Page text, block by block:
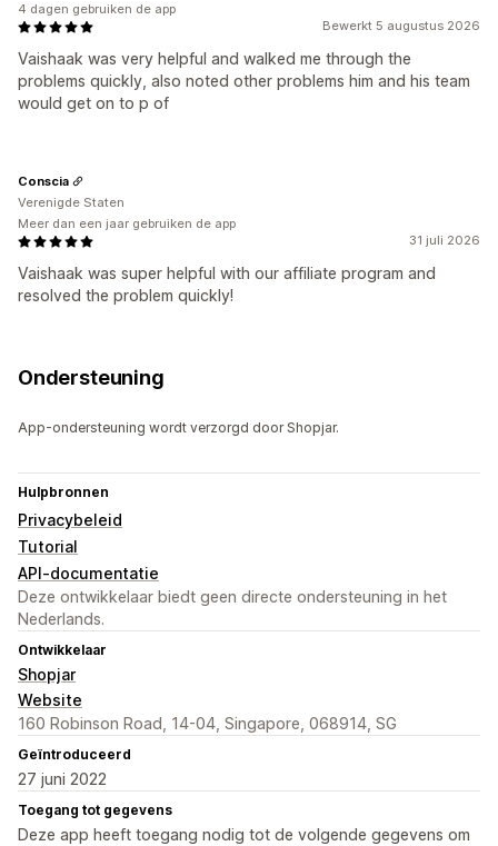
Bewerkt 5 augustus 2026
Vaishaak was very helpful and walked me through the
problems quickly, also noted other problems him and his team
would get on to p of
4 dagen gebruiken de app
31 juli 2026
Vaishaak was super helpful with our affiliate program and
resolved the problem quickly!
Conscia
Verenigde Staten
Meer dan een jaar gebruiken de app
Ondersteuning
App-ondersteuning wordt verzorgd door Shopjar.
Hulpbronnen
Privacybeleid
Tutorial
API-documentatie
Deze ontwikkelaar biedt geen directe ondersteuning in het
Nederlands.
Ontwikkelaar
Shopjar
Website
160 Robinson Road, 14-04, Singapore, 068914, SG
Geïntroduceerd
27 juni 2022
Toegang tot gegevens
Deze app heeft toegang nodig tot de volgende gegevens om